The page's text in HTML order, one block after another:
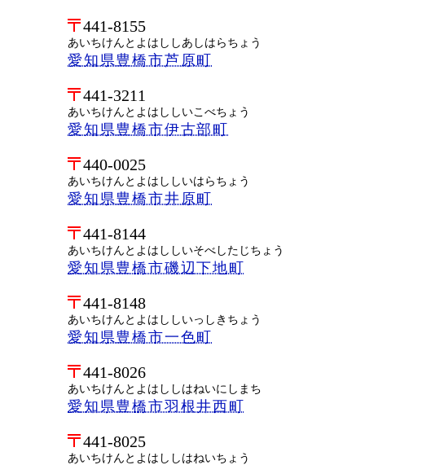
441-8155
あいちけんとよはししあしはらちょう
愛知県豊橋市芦原町
441-3211
あいちけんとよはししいこべちょう
愛知県豊橋市伊古部町
440-0025
あいちけんとよはししいはらちょう
愛知県豊橋市井原町
441-8144
あいちけんとよはししいそべしたじちょう
愛知県豊橋市磯辺下地町
441-8148
あいちけんとよはししいっしきちょう
愛知県豊橋市一色町
441-8026
あいちけんとよはししはねいにしまち
愛知県豊橋市羽根井西町
441-8025
あいちけんとよはししはねいちょう